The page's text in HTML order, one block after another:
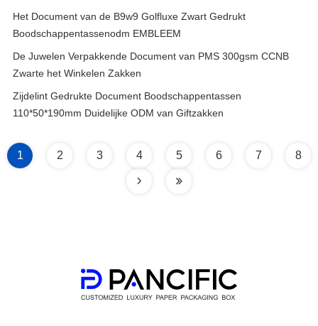
Het Document van de B9w9 Golfluxe Zwart Gedrukt
Boodschappentassenodm EMBLEEM
De Juwelen Verpakkende Document van PMS 300gsm CCNB
Zwarte het Winkelen Zakken
Zijdelint Gedrukte Document Boodschappentassen
110*50*190mm Duidelijke ODM van Giftzakken
1 2 3 4 5 6 7 8